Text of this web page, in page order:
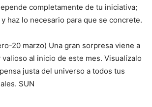
completamente de tu iniciativa;
haz lo necesario para que se concrete.
20 marzo) Una gran sorpresa viene a
al inicio de este mes. Visualízalo
justa del universo a todos tus
SUN